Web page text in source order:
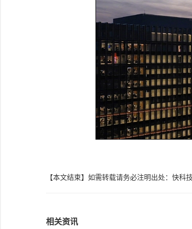
【本文结束】如需转载请务必注明出处：快科技
相关资讯